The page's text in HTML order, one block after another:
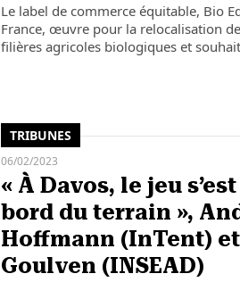
Le label de commerce équitable, Bio
France, œuvre pour la relocalisation
filières agricoles biologiques et
TRIBUNES
06/02/2023
« À Davos, le jeu
bord du terrain »,
Hoffmann (InTent)
Goulven (INSEAD)